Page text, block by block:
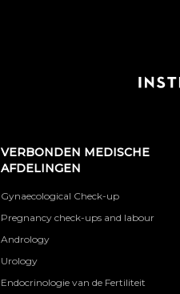
VERBONDEN MEDISCHE
AFDELINGEN
Gynaecological Check-up
Pregnancy check-ups and labour
Andrology
Urology
Endocrinologie van de Fertiliteit